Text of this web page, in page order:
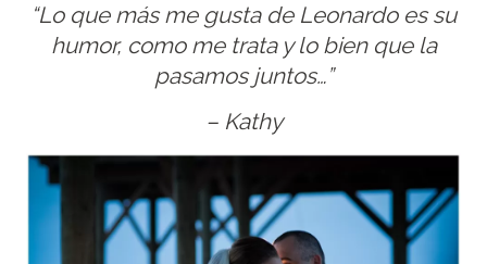
“Lo que más me gusta de Leonardo es su
humor, como me trata y lo bien que la
pasamos juntos…”
– Kathy